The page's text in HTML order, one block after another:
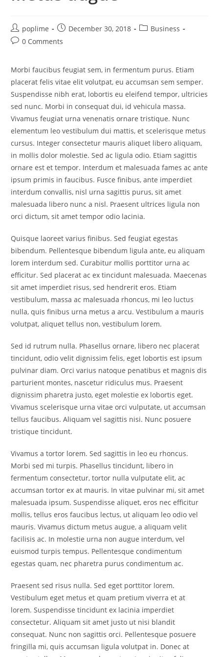
poplime December 30, 2018
Business
0 Comments
Morbi faucibus feugiat sem, in fermentum purus. Etiam
placerat felis vitae elit volutpat, eu accumsan sem semper.
Suspendisse nibh erat, lobortis eu eleifend tempor, ultricies
sed nunc. Morbi in consequat dui, id vehicula massa.
Vivamus feugiat urna venenatis ornare tristique. Nunc
elementum leo vestibulum dui mattis, et scelerisque metus
cursus. Integer consectetur mauris aliquet libero aliquam,
in mollis dolor molestie. Sed ac ligula odio. Etiam sagittis
ornare est et tempor. Interdum et malesuada fames ac ante
ipsum primis in faucibus. Fusce finibus, ante imperdiet
interdum convallis, nisl urna sagittis purus, sit amet
malesuada libero nunc a nisl. Praesent ultrices ligula non
orci dictum, sit amet tempor odio lacinia.
Quisque laoreet varius finibus. Sed feugiat egestas
bibendum. Pellentesque bibendum ligula ante, eu aliquam
lorem interdum sed. Curabitur mollis porttitor urna ac
efficitur. Sed placerat ac ex tincidunt malesuada. Maecenas
sit amet imperdiet risus, sed hendrerit eros. Etiam
vestibulum, massa ac malesuada rhoncus, mi leo luctus
nulla, quis finibus urna metus a arcu. Vestibulum a mauris
volutpat, aliquet tellus non, vestibulum lorem.
Sed id rutrum nulla. Phasellus ornare, libero nec placerat
tincidunt, odio velit dignissim felis, eget lobortis est ipsum
pulvinar diam. Orci varius natoque penatibus et magnis dis
parturient montes, nascetur ridiculus mus. Praesent
dignissim pharetra justo, eget molestie ex lobortis eget.
Vivamus scelerisque urna vitae orci vulputate, ut accumsan
tellus faucibus. Aliquam vel sagittis nisi. Nunc posuere
tristique tincidunt.
Vivamus a tortor lorem. Sed sagittis in leo eu rhoncus.
Morbi sed mi turpis. Phasellus tincidunt, libero in
fermentum consectetur, tortor nulla vulputate elit, ac
accumsan tortor ex at mauris. In vitae pulvinar mi, sit amet
malesuada ipsum. Suspendisse aliquet, eros nec efficitur
mollis, tellus eros faucibus lectus, ut aliquam leo odio vel
mauris. Vivamus dictum metus augue, a aliquam velit
facilisis ac. In molestie urna non augue interdum, vel
euismod turpis tempus. Pellentesque condimentum
egestas quam, nec pharetra purus condimentum ac.
Praesent sed risus nulla. Sed eget porttitor lorem.
Vestibulum eget metus et quam pretium viverra et at
lorem. Suspendisse tincidunt ex lacinia imperdiet
consectetur. Aliquam sit amet justo ut nisi blandit
consequat. Nunc non sagittis orci. Pellentesque posuere
fringilla mi, quis accumsan ligula volutpat in. Donec at